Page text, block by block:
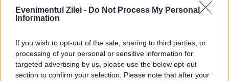
Evenimentul Zilei - Do Not Process My Personal
Information
If you wish to opt-out of the sale, sharing to third parties, or
processing of your personal or sensitive information for
targeted advertising by us, please use the below opt-out
section to confirm your selection. Please note that after your
Cohen avea un plan...